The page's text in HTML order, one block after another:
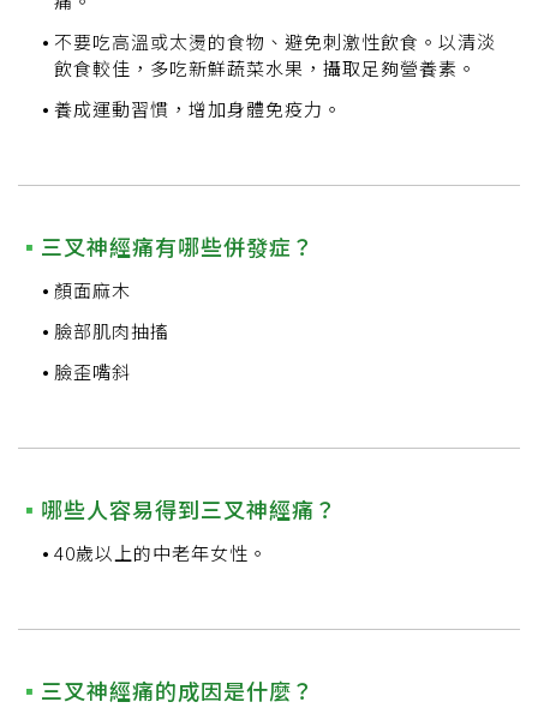
不要吃高溫或太燙的食物、避免刺激性飲食。以清淡
飲食較佳，多吃新鮮蔬菜水果，攝取足夠營養素。
養成運動習慣，增加身體免疫力。
三叉神經痛有哪些併發症？
顏面麻木
臉部肌肉抽搐
臉歪嘴斜
哪些人容易得到三叉神經痛？
40歲以上的中老年女性。
三叉神經痛的成因是什麼？